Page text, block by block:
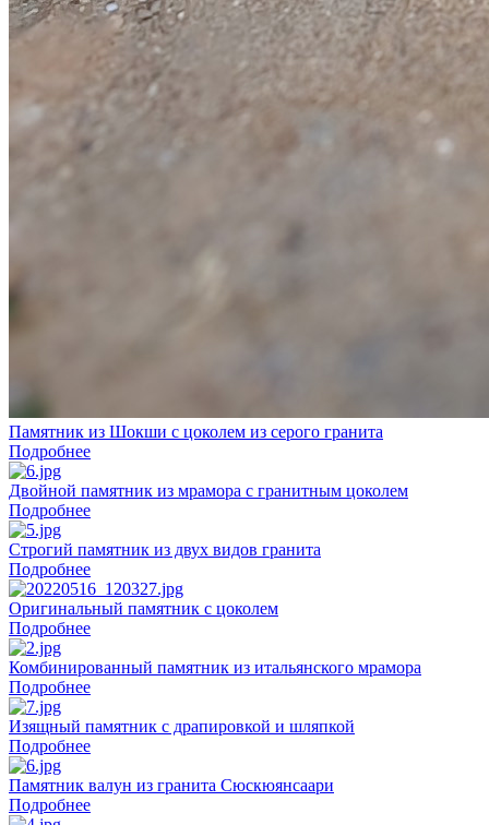
Памятник из Шокши с цоколем из серого гранита
Подробнее
Двойной памятник из мрамора с гранитным цоколем
Подробнее
Строгий памятник из двух видов гранита
Подробнее
Оригинальный памятник с цоколем
Подробнее
Комбинированный памятник из итальянского мрамора
Подробнее
Изящный памятник с драпировкой и шляпкой
Подробнее
Памятник валун из гранита Сюскюянсаари
Подробнее